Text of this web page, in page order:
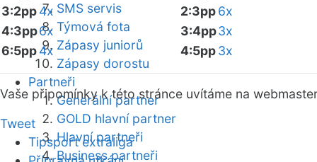
SMS servis
Týmová fota
Zápasy juniorů
Zápasy dorostu
Partneři
Generální partner
GOLD hlavní partner
Hlavní partneři
Business partneři
3:2pp4x
4:3pp6x
6:5pp4x
2:3pp6x
3:4pp3x
4:5pp3x
Vaše připomínky k této stránce uvítáme na webmaster
Tweet
Tipsport extraliga